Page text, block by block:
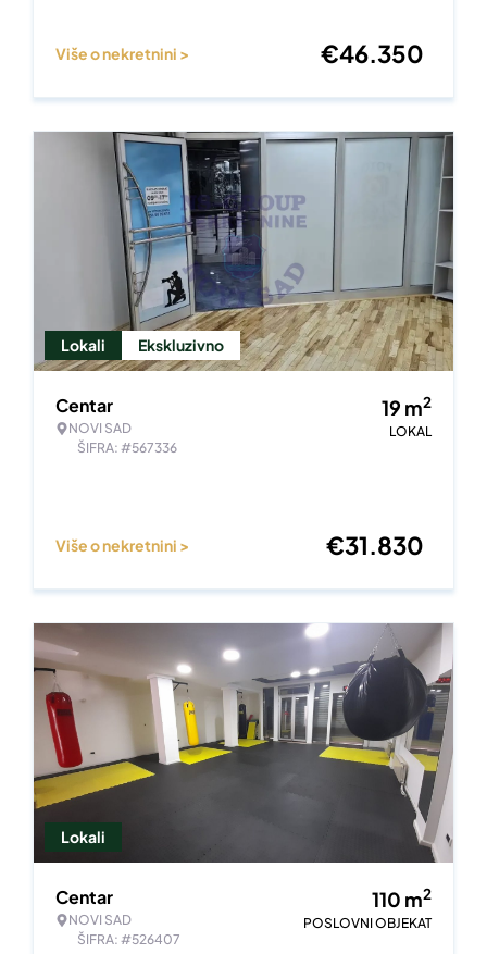
Više o nekretnini > €46.350
Lokali Ekskluzivno
Centar
NOVI SAD
ŠIFRA: #567336
19 m2
LOKAL
Više o nekretnini > €31.830
Lokali
Centar
NOVI SAD
ŠIFRA: #526407
110 m2
POSLOVNI OBJEKAT